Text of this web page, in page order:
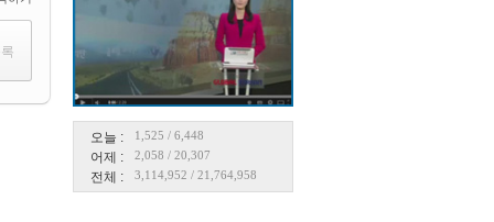
오늘 : 1,525 / 6,448
어제 : 2,058 / 20,307
전체 : 3,114,952 / 21,764,958